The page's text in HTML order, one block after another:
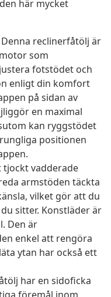
här mycket
reclinerfåtölj är
som
fotstödet och
enligt din komfort
på sidan av
en maximal
kan ryggstödet
positionen
tjockt vadderade
armstöden täckta
vilket gör att du
sitter. Konstläder är
Den är
enkel att rengöra
ytan har också ett
har en sidoficka